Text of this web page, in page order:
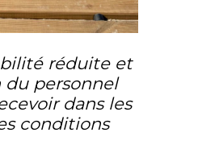
réduite et
personnel
dans les
conditions